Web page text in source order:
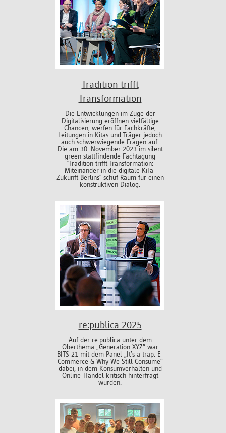
Tradition trifft
Transformation
Die Entwicklungen im Zuge der
Digitalisierung eröffnen vielfältige
Chancen, werfen für Fachkräfte,
Leitungen in Kitas und Träger jedoch
auch schwerwiegende Fragen auf.
Die am 30. November 2023 im silent
green stattfindende Fachtagung
"Tradition trifft Transformation:
Miteinander in die digitale KiTa-
Zukunft Berlins" schuf Raum für einen
konstruktiven Dialog.
re:publica 2025
Auf der re:publica unter dem
Oberthema „Generation XYZ“ war
BITS 21 mit dem Panel „It’s a trap: E-
Commerce & Why We Still Consume“
dabei, in dem Konsumverhalten und
Online-Handel kritisch hinterfragt
wurden.